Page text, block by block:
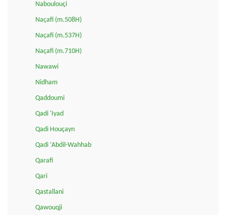
Naboulouçi
Naçafi (m.508H)
Naçafi (m.537H)
Naçafi (m.710H)
Nawawi
Nidham
Qaddoumi
Qadi 'Iyad
Qadi Houçayn
Qadi ‘Abdil-Wahhab
Qarafi
Qari
Qastallani
Qawouqji